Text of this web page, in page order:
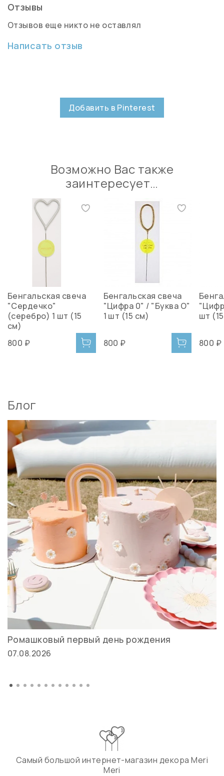
Отзывы
Отзывов еще никто не оставлял
Написать отзыв
Добавить в Pinterest
Возможно Вас также
заинтересует…
Бенгальская свеча
"Сердечко"
(серебро) 1 шт (15
см)
800 ₽
Бенгальская свеча
"Цифра 0" / "Буква O"
1 шт (15 см)
800 ₽
шт
800 ₽
Блог
Ромашковый первый день рождения
07.08.2026
Самый большой интернет-магазин декора Meri
Meri